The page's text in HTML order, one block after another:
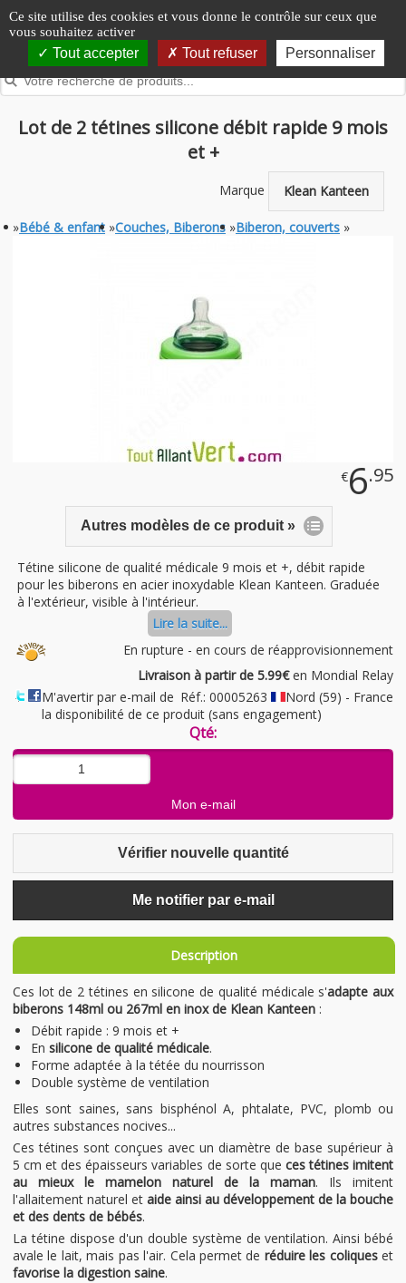
Panneau de gestion des cookies
Ce site utilise des cookies et vous donne le contrôle sur ceux que
vous souhaitez activer
Tout accepter Tout refuser Personnaliser
Lot de 2 tétines silicone débit rapide 9 mois
et +
Marque Klean Kanteen
»Bébé & enfant »Couches, Biberons »Biberon, couverts »
€6.95
Autres modèles de ce produit »
Tétine silicone de qualité médicale 9 mois et +, débit rapide
pour les biberons en acier inoxydable Klean Kanteen. Graduée
à l'extérieur, visible à l'intérieur.
Lire la suite...
En rupture - en cours de réapprovisionnement
Livraison à partir de 5.99€en Mondial Relay
Réf.: 00005263
Nord (59) - France
M'avertir par e-mail de
la disponibilité de ce produit (sans engagement)
Qté:
Vérifier nouvelle quantité
Me notifier par e-mail
Description
Ces lot de 2 tétines en silicone de qualité médicale s'adapte aux
biberons 148ml ou 267ml en inox de Klean Kanteen :
Débit rapide : 9 mois et +
En silicone de qualité médicale.
Forme adaptée à la tétée du nourrisson
Double système de ventilation
Elles sont saines, sans bisphénol A, phtalate, PVC, plomb ou
autres substances nocives...
Ces tétines sont conçues avec un diamètre de base supérieur à
5 cm et des épaisseurs variables de sorte que ces tétines imitent
au mieux le mamelon naturel de la maman. Ils imitent
l'allaitement naturel et aide ainsi au développement de la bouche
et des dents de bébés.
La tétine dispose d'un double système de ventilation. Ainsi bébé
avale le lait, mais pas l'air. Cela permet de réduire les coliqueset
favorise la digestion saine.